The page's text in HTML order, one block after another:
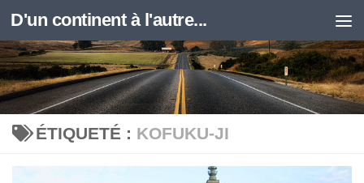
Skip to content
D'un continent à l'autre...
ÉTIQUETÉ : KOFUKU-JI